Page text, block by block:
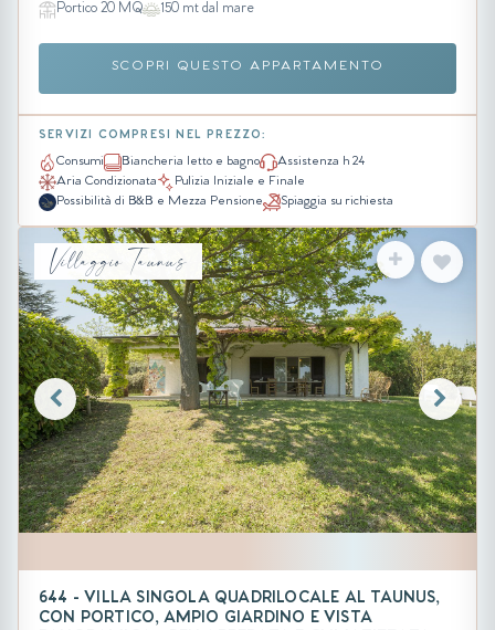
Portico 20 MQ
150 mt dal mare
SCOPRI QUESTO APPARTAMENTO
SERVIZI COMPRESI NEL PREZZO:
Consumi Biancheria letto e bagno
Assistenza h 24
Aria Condizionata
Pulizia Iniziale e Finale
Possibilità di B&B e Mezza Pensione
Spiaggia su richiesta
Villaggio Taunus
644 - VILLA SINGOLA QUADRILOCALE AL TAUNUS,
CON PORTICO, AMPIO GIARDINO E VISTA